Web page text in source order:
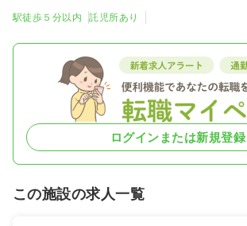
駅徒歩５分以内 託児所あり
ログインまたは新規登録
この施設の求人一覧